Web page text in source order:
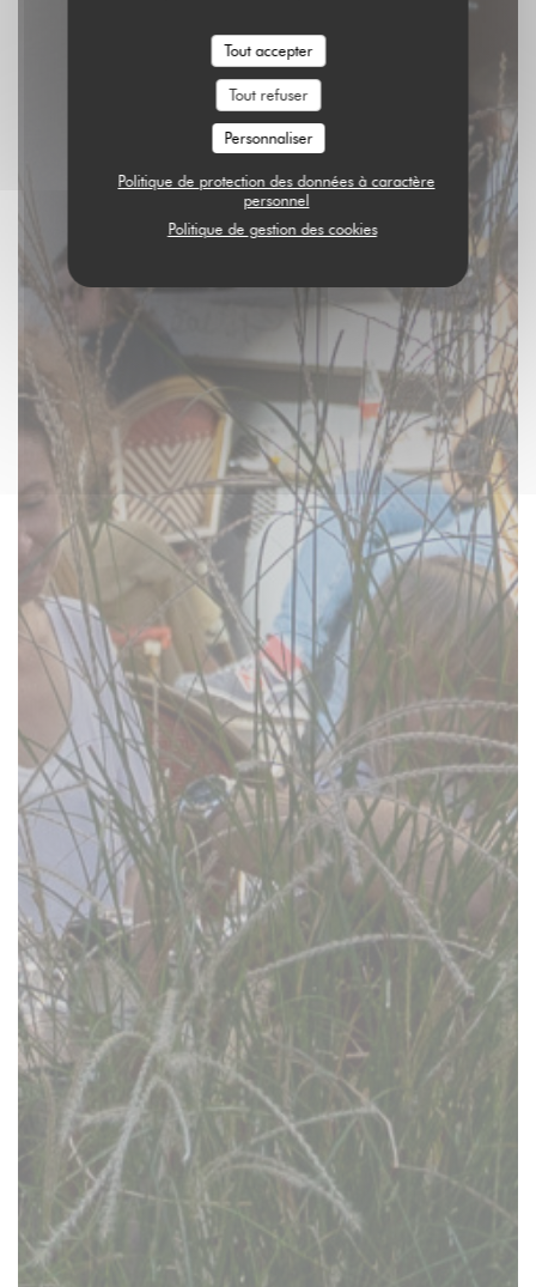
Tout accepter
Tout refuser
Personnaliser
Politique de protection des données à caractère
personnel
Politique de gestion des cookies